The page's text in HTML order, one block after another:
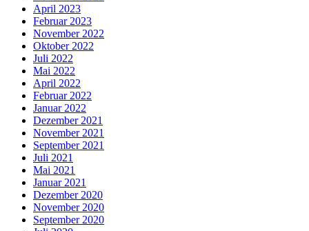
April 2023
Februar 2023
November 2022
Oktober 2022
Juli 2022
Mai 2022
April 2022
Februar 2022
Januar 2022
Dezember 2021
November 2021
September 2021
Juli 2021
Mai 2021
Januar 2021
Dezember 2020
November 2020
September 2020